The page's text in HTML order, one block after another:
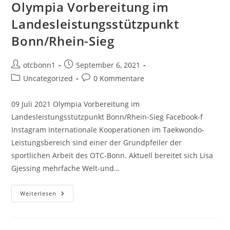
Kadetten
Sofia
(Bulgarien)
Olympia Vorbereitung im
Landesleistungsstützpunkt
Bonn/Rhein-Sieg
Beitrags-
Autor:
otcbonn1
Beitrag
veröffentlicht:
September 6, 2021
Beitrags-
Uncategorized
Beitrags-
0 Kommentare
09 Juli 2021 Olympia Vorbereitung im
Landesleistungsstützpunkt Bonn/Rhein-Sieg Facebook-f
Instagram Internationale Kooperationen im Taekwondo-
Leistungsbereich sind einer der Grundpfeiler der
sportlichen Arbeit des OTC-Bonn. Aktuell bereitet sich Lisa
Gjessing mehrfache Welt-und…
Weiterlesen Olympia
Vorbereitung